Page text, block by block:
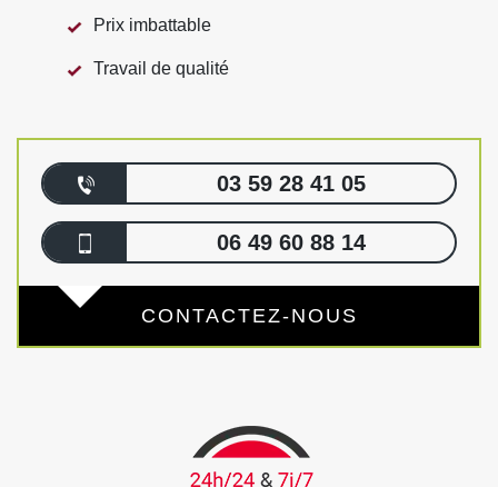
Prix imbattable
Travail de qualité
03 59 28 41 05
06 49 60 88 14
CONTACTEZ-NOUS